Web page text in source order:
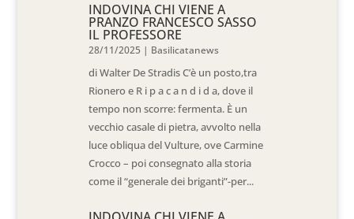
INDOVINA CHI VIENE A
PRANZO FRANCESCO SASSO
IL PROFESSORE
28/11/2025 | Basilicatanews
di Walter De Stradis C’è un posto,tra
Rionero e R i p a c a n d i d a, dove il
tempo non scorre: fermenta. È un
vecchio casale di pietra, avvolto nella
luce obliqua del Vulture, ove Carmine
Crocco – poi consegnato alla storia
come il “generale dei briganti”-per...